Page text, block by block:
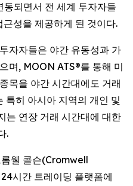
되면서 전 세계 투자자들
성을 제공하게 된 것이다.
자자들은 야간 유동성과 가
며, MOON ATS®를 통해 미
목을 야간 시간대에도 거래
특히 아시아 지역의 개인 및
는 연장 거래 시간대에 대한
.
웰 콜슨(Cromwell
시간 트레이딩 플랫폼에